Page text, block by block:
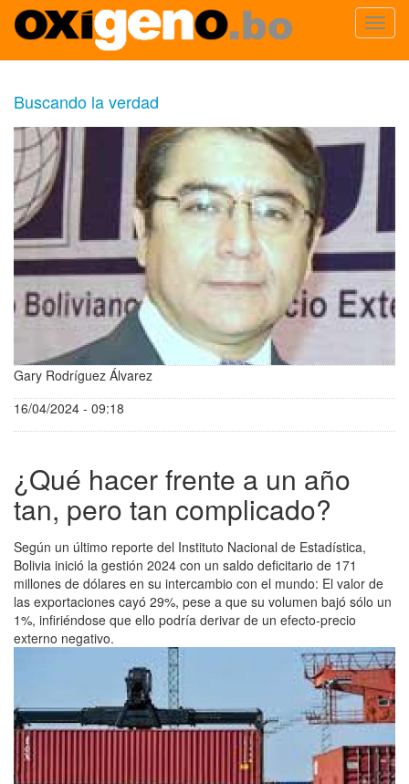
contenido
principal
Buscando la verdad
Gary Rodríguez Álvarez
16/04/2024 - 09:18
¿Qué hacer frente a un año
tan, pero tan complicado?
Según un último reporte del Instituto Nacional de Estadística,
Bolivia inició la gestión 2024 con un saldo deficitario de 171
millones de dólares en su intercambio con el mundo: El valor de
las exportaciones cayó 29%, pese a que su volumen bajó sólo un
1%, infiriéndose que ello podría derivar de un efecto-precio
externo negativo.